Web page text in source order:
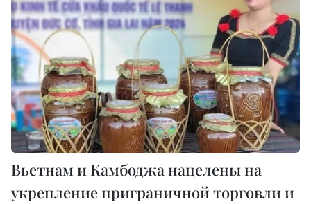
Вьетнам и Камбоджа нацелены на
укрепление приграничной торговли и